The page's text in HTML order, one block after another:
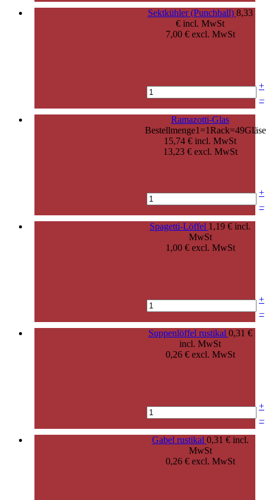
Sektkühler (Punchball) 8,33
€ incl. MwSt
7,00 € excl. MwSt
+
–
Ramazotti-Glas
15,74 € incl. MwSt
13,23 € excl. MwSt
+
–
Spagetti-Löffel 1,19 € incl.
MwSt
1,00 € excl. MwSt
+
–
Suppenlöffel rustikal 0,31 €
incl. MwSt
0,26 € excl. MwSt
+
–
Gabel rustikal 0,31 € incl.
MwSt
0,26 € excl. MwSt